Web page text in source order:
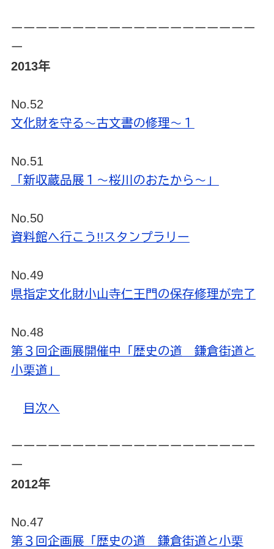
ーーーーーーーーーーーーーーーーーーーー
ー
2013年
No.52
文化財を守る～古文書の修理～１
No.51
「新収蔵品展１～桜川のおたから～」
No.50
資料館へ行こう!!スタンプラリー
No.49
県指定文化財小山寺仁王門の保存修理が完了
No.48
第３回企画展開催中「歴史の道 鎌倉街道と
小栗道」
目次へ
ーーーーーーーーーーーーーーーーーーーー
ー
2012年
No.47
第３回企画展「歴史の道 鎌倉街道と小栗